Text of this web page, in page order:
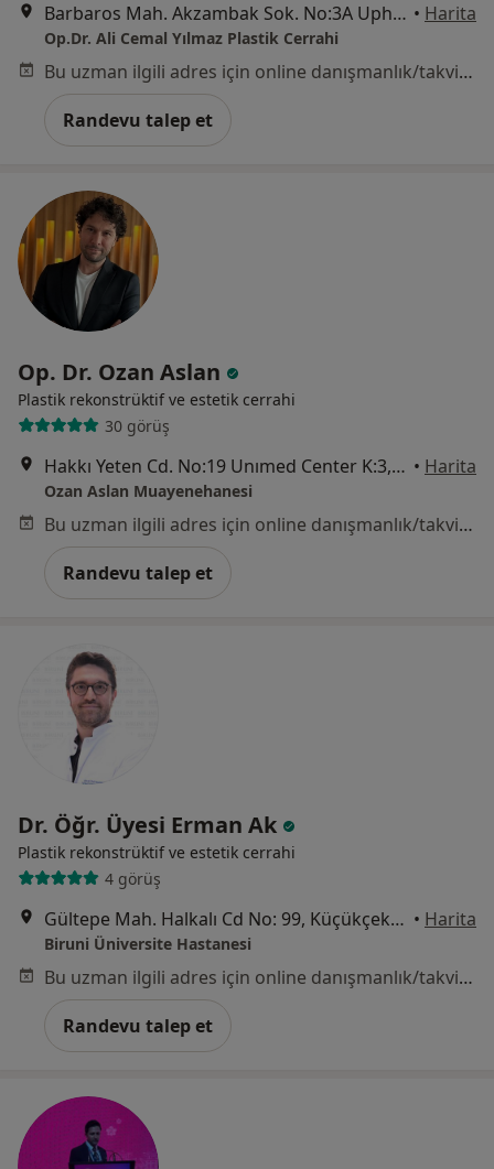
Barbaros Mah. Akzambak Sok. No:3A Uphıll Towers B Kule Daire: 141, İstanbul • Harita
Op.Dr. Ali Cemal Yılmaz Plastik Cerrahi
Bu uzman ilgili adres için online danışmanlık/takvim sunmuyor.
Randevu talep et
Op. Dr. Ozan Aslan
Plastik rekonstrüktif ve estetik cerrahi
30 görüş
Hakkı Yeten Cd. No:19 Unımed Center K:3, İstanbul • Harita
Ozan Aslan Muayenehanesi
Bu uzman ilgili adres için online danışmanlık/takvim sunmuyor.
Randevu talep et
Dr. Öğr. Üyesi Erman Ak
Plastik rekonstrüktif ve estetik cerrahi
4 görüş
Gültepe Mah. Halkalı Cd No: 99, Küçükçekmece • Harita
Biruni Üniversite Hastanesi
Bu uzman ilgili adres için online danışmanlık/takvim sunmuyor.
Randevu talep et